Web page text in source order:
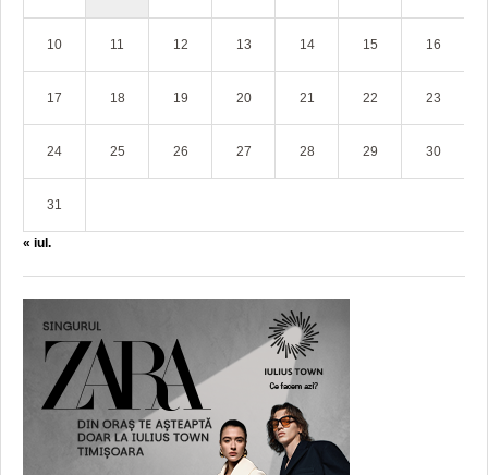
10 11 12 13 14 15 16
17 18 19 20 21 22 23
24 25 26 27 28 29 30
31
« iul.